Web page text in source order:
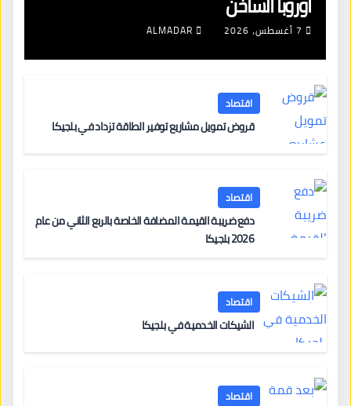
7 أغسطس، 2026 ALMADAR
اقتصاد
قروض تمويل مشاريع توفير الطاقة تزداد في بلجيكا
اقتصاد
دفع ضريبة القيمة المضافة الخاصة بالربع الثاني من عام
2026 بلجيكا
اقتصاد
الشيكات الخدمية في بلجيكا
اقتصاد